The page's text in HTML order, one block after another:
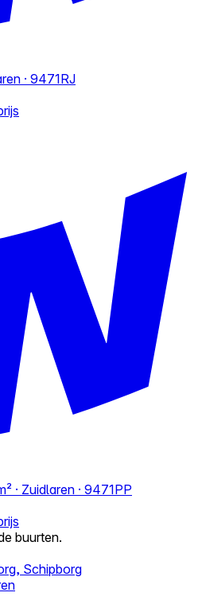
· 9471RJ
· Zuidlaren · 9471PP
buurten.
Schipborg